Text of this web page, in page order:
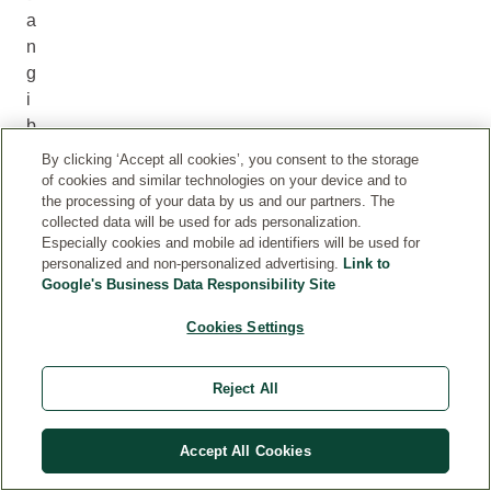
a
n
g
i
b
By clicking ‘Accept all cookies’, you consent to the storage
of cookies and similar technologies on your device and to
the processing of your data by us and our partners. The
collected data will be used for ads personalization.
Especially cookies and mobile ad identifiers will be used for
personalized and non-personalized advertising. Link to
Google's Business Data Responsibility Site
Cookies Settings
Reject All
Accept All Cookies